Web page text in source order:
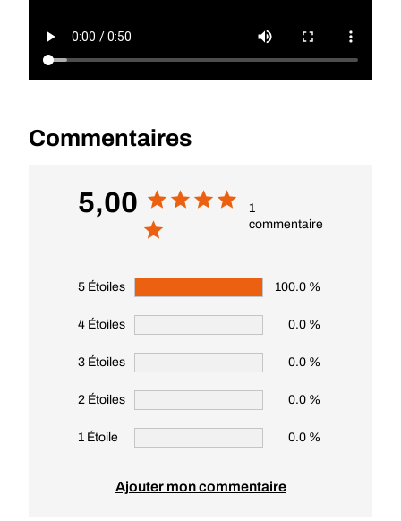
Commentaires
5,00
1
commentaire
5 Étoiles 100.0 %
4 Étoiles 0.0 %
3 Étoiles 0.0 %
2 Étoiles 0.0 %
1 Étoile 0.0 %
Ajouter mon commentaire